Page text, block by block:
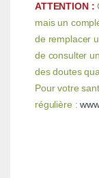
ATTENTION :
mais un
de remplacer
de consulter
des doutes
Pour votre
régulière :